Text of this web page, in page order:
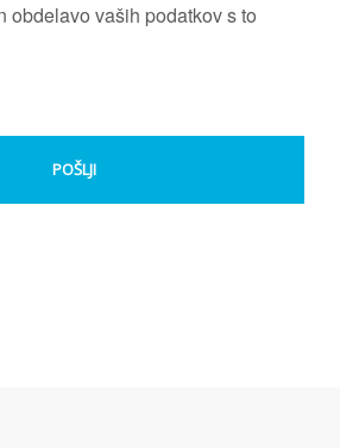
obdelavo vaših podatkov s to